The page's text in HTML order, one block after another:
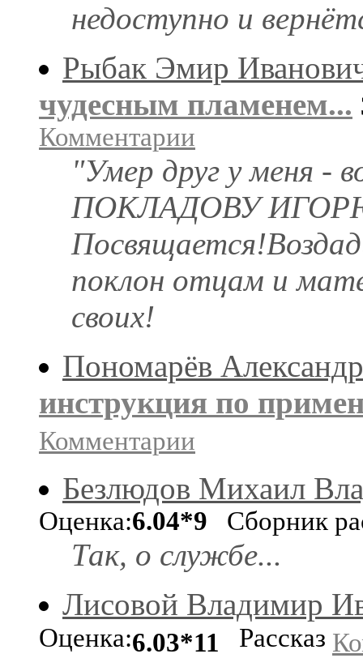
недоступно и
Рыбак Эмир
чудесным пламенем...
Комментарии
"Умер друг у меня -
ПОКЛАДОВУ
поклон отцам и
своих!
Пономарёв
инструкция по
Комментарии
Безлюдов Михаил
Оценка:6.04*9 Сборник
Так, о службе...
Лисовой Владимир
Оценка:6.03*11 Рассказ